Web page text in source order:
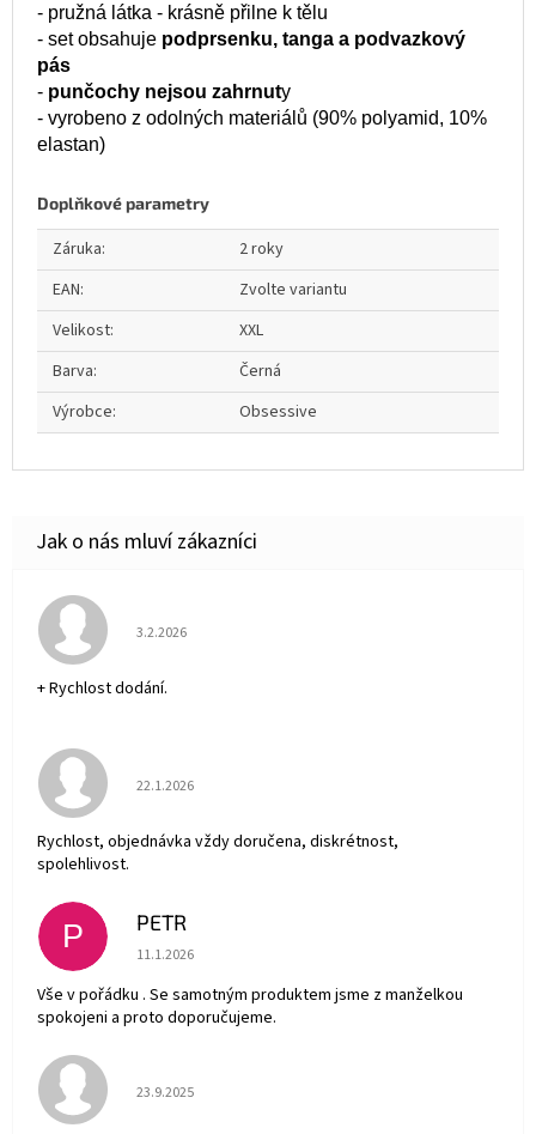
- pružná látka - krásně přilne k tělu
- set obsahuje podprsenku, tanga a podvazkový
pás
- punčochy nejsou zahrnuty
- vyrobeno z odolných materiálů (90% polyamid, 10%
elastan)
Doplňkové parametry
Záruka:
2 roky
EAN:
Zvolte variantu
Velikost:
XXL
Barva:
Černá
Výrobce: Obsessive
Hodnocení obchodu je 5 z 5 hvězdiček.
3.2.2026
+ Rychlost dodání.
Hodnocení obchodu je 5 z 5 hvězdiček.
22.1.2026
Rychlost, objednávka vždy doručena, diskrétnost,
spolehlivost.
P PETR
Hodnocení obchodu je 5 z 5 hvězdiček.
11.1.2026
Vše v pořádku . Se samotným produktem jsme z manželkou
spokojeni a proto doporučujeme.
Hodnocení obchodu je 5 z 5 hvězdiček.
23.9.2025